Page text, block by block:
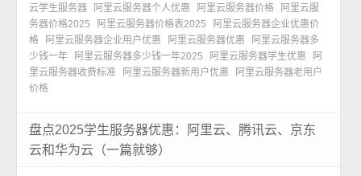
云学生服务器
阿里云服务器个人优惠 阿里云服务器价格
阿里云服
务器价格2025
阿里云服务器价格表2025
阿里云服务器企业优惠价
格
阿里云服务器企业用户优惠 阿里云服务器优惠
阿里云服务器多
少钱一年
阿里云服务器多少钱一年2025 阿里云服务器学生优惠
阿
里云服务器收费标准
阿里云服务器新用户优惠
阿里云服务器老用户
价格
盘点2025学生服务器优惠：阿里云、腾讯云、京东
云和华为云（一篇就够）